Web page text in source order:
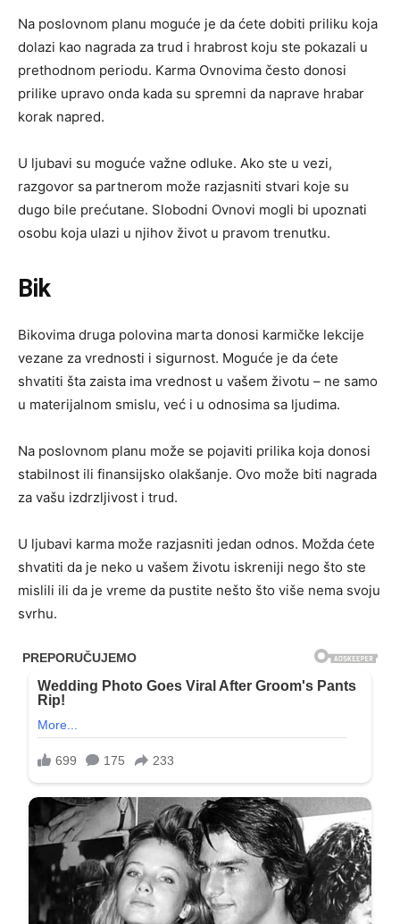
Na poslovnom planu moguće je da ćete dobiti priliku koja
dolazi kao nagrada za trud i hrabrost koju ste pokazali u
prethodnom periodu. Karma Ovnovima često donosi
prilike upravo onda kada su spremni da naprave hrabar
korak napred.
U ljubavi su moguće važne odluke. Ako ste u vezi,
razgovor sa partnerom može razjasniti stvari koje su
dugo bile prećutane. Slobodni Ovnovi mogli bi upoznati
osobu koja ulazi u njihov život u pravom trenutku.
Bik
Bikovima druga polovina marta donosi karmičke lekcije
vezane za vrednosti i sigurnost. Moguće je da ćete
shvatiti šta zaista ima vrednost u vašem životu – ne samo
u materijalnom smislu, već i u odnosima sa ljudima.
Na poslovnom planu može se pojaviti prilika koja donosi
stabilnost ili finansijsko olakšanje. Ovo može biti nagrada
za vašu izdrzljivost i trud.
U ljubavi karma može razjasniti jedan odnos. Možda ćete
shvatiti da je neko u vašem životu iskreniji nego što ste
mislili ili da je vreme da pustite nešto što više nema svoju
svrhu.